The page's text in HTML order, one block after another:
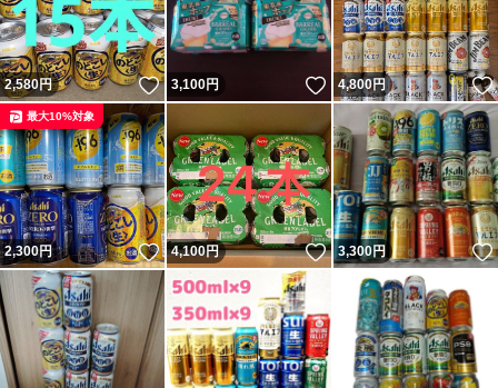
2,580円 いいね！
3,100円 いいね！
4,800円
2,300円 いいね！
最大10%対象
4,100円 いいね！
3,300円